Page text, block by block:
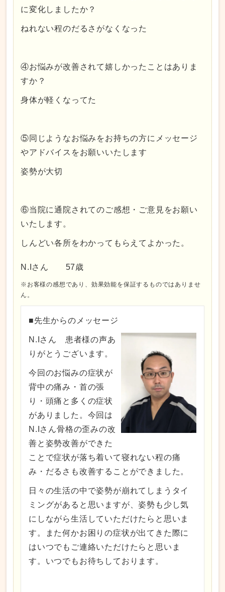
に変化しましたか？
ねれない程のだるさがなくなった
④お悩みが改善されて嬉しかったことはありま
すか？
身体が軽くなってた
⑤同じようなお悩みをお持ちの方にメッセージ
やアドバイスをお願いいたします
姿勢が大切
⑥当院に通院されてのご感想・ご意見をお願い
いたします。
しんどい各所をわかってもらえてよかった。
N.Iさん 57歳
※お客様の感想であり、効果効能を保証するものではありませ
ん。
■先生からのメッセージ
N.Iさん 患者様の声あ
りがとうございます。
今回のお悩みの症状が
背中の痛み・首の張
り・頭痛と多くの症状
がありました。今回は
N.Iさん骨格の歪みの改
善と姿勢改善ができた
ことで症状が落ち着いて寝れない程の痛
み・だるさも改善することができました。
日々の生活の中で姿勢が崩れてしまうタイ
ミングがあると思いますが、姿勢も少し気
にしながら生活していただけたらと思いま
す。また何かお困りの症状が出てきた際に
はいつでもご連絡いただけたらと思いま
す。いつでもお待ちしております。